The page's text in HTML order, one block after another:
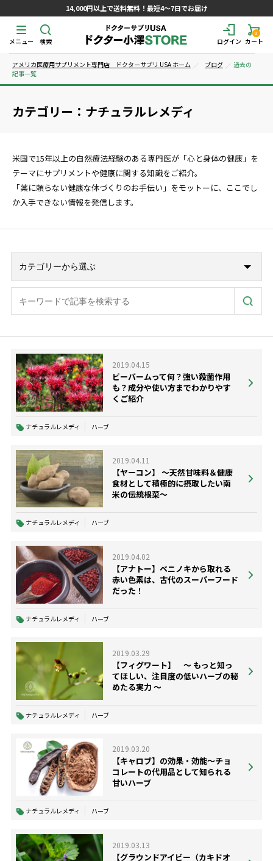
14,000円以上で送料無料！最短4～7日でお届け
ログイン
0
カート
検索
メニュー
アメリカ医療用サプリメント専門店 ドクターサプリ USA ホーム ブログ
過去の
記事一覧
カテゴリー：ナチュラルレメディ
米国で15年以上の自然療法経験のある専門医が「心と身体の健康」を
テーマにサプリメントや健康に関する知識をご紹介。
「薬に頼らない健康な体づくりのお手伝い」をモットーに、ここでし
か入手できない情報を発信します。
2019.04.15
ビーバームって何？強い殺菌作用
も？成分や使い方までわかりやす
くご紹介
ナチュラルレメディ ハーブ
2019.04.11
【ヤーコン】 ～天然甘味料＆健康
食材として積極的に摂取したい南
米の伝統根菜～
ナチュラルレメディ ハーブ
2019.04.02
【アナトー】ベニノキから取れる
赤い色素は、古代のスーパーフード
だった！
ナチュラルレメディ ハーブ
2019.03.29
【フィグワート】 ～ もっと知っ
てほしい、注目度の低いハーブの秘
めたる実力 ～
ナチュラルレメディ ハーブ
2019.03.20
【キャロブ】の効果・効能～チョ
コレートの代用品として知られる
甘いハーブ
ナチュラルレメディ ハーブ
2019.03.13
【グラウンドアイビー（カキドオ